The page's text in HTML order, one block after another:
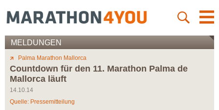
MELDUNGEN
Palma Marathon Mallorca
Countdown für den 11. Marathon Palma de
Mallorca läuft
14.10.14
Quelle: Pressemitteilung